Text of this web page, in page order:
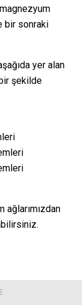
bir sonraki
yer alan
şekilde
ağlarımızdan